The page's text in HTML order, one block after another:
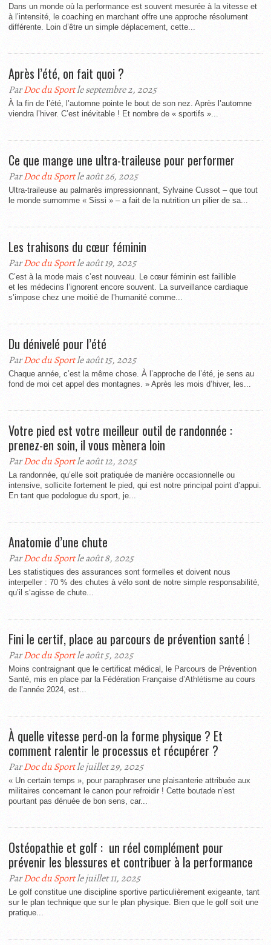
Dans un monde où la performance est souvent mesurée à la vitesse et
à l’intensité, le coaching en marchant offre une approche résolument
différente. Loin d’être un simple déplacement, cette...
Après l’été, on fait quoi ?
ParDoc du Sportle septembre 2, 2025
À la fin de l’été, l’automne pointe le bout de son nez. Après l’automne
viendra l’hiver. C’est inévitable ! Et nombre de « sportifs »...
Ce que mange une ultra-traileuse pour performer
ParDoc du Sportle août 26, 2025
Ultra-traileuse au palmarès impressionnant, Sylvaine Cussot – que tout
le monde surnomme « Sissi » – a fait de la nutrition un pilier de sa...
Les trahisons du cœur féminin
ParDoc du Sportle août 19, 2025
C’est à la mode mais c’est nouveau. Le cœur féminin est faillible
et les médecins l’ignorent encore souvent. La surveillance cardiaque
s’impose chez une moitié de l’humanité comme...
Du dénivelé pour l’été
ParDoc du Sportle août 15, 2025
Chaque année, c’est la même chose. À l’approche de l’été, je sens au
fond de moi cet appel des montagnes. » Après les mois d’hiver, les...
Votre pied est votre meilleur outil de randonnée :
prenez-en soin, il vous mènera loin
ParDoc du Sportle août 12, 2025
La randonnée, qu’elle soit pratiquée de manière occasionnelle ou
intensive, sollicite fortement le pied, qui est notre principal point d’appui.
En tant que podologue du sport, je...
Anatomie d’une chute
ParDoc du Sportle août 8, 2025
Les statistiques des assurances sont formelles et doivent nous
interpeller : 70 % des chutes à vélo sont de notre simple responsabilité,
qu’il s‘agisse de chute...
Fini le certif, place au parcours de prévention santé !
ParDoc du Sportle août 5, 2025
Moins contraignant que le certificat médical, le Parcours de Prévention
Santé, mis en place par la Fédération Française d’Athlétisme au cours
de l’année 2024, est...
À quelle vitesse perd-on la forme physique ? Et
comment ralentir le processus et récupérer ?
ParDoc du Sportle juillet 29, 2025
« Un certain temps », pour paraphraser une plaisanterie attribuée aux
militaires concernant le canon pour refroidir ! Cette boutade n’est
pourtant pas dénuée de bon sens, car...
Ostéopathie et golf : un réel complément pour
prévenir les blessures et contribuer à la performance
ParDoc du Sportle juillet 11, 2025
Le golf constitue une discipline sportive particulièrement exigeante, tant
sur le plan technique que sur le plan physique. Bien que le golf soit une
pratique...